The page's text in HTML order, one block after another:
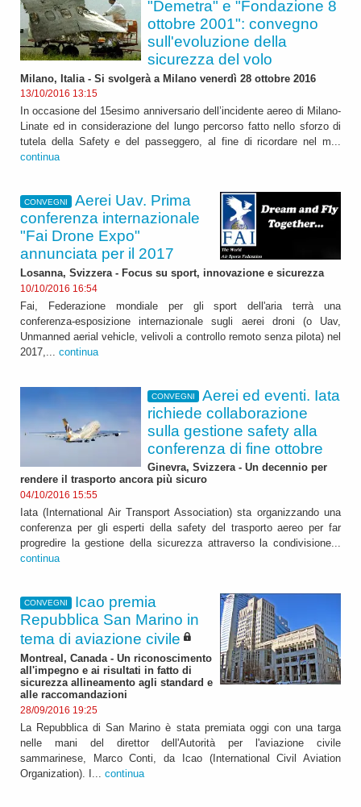
"Demetra" e "Fondazione 8
ottobre 2001": convegno
sull'evoluzione della
sicurezza del volo
Milano, Italia - Si svolgerà a Milano venerdì 28 ottobre 2016
13/10/2016 13:15
In occasione del 15esimo anniversario dell’incidente aereo di Milano-
Linate ed in considerazione del lungo percorso fatto nello sforzo di
tutela della Safety e del passeggero, al fine di ricordare nel m...
continua
CONVEGNI
Aerei Uav. Prima
conferenza internazionale
"Fai Drone Expo"
annunciata per il 2017
Losanna, Svizzera - Focus su sport, innovazione e sicurezza
10/10/2016 16:54
Fai, Federazione mondiale per gli sport dell'aria terrà una
conferenza-esposizione internazionale sugli aerei droni (o Uav,
Unmanned aerial vehicle, velivoli a controllo remoto senza pilota) nel
2017,... continua
CONVEGNI
Aerei ed eventi. Iata
richiede collaborazione
sulla gestione safety alla
conferenza di fine ottobre
Ginevra, Svizzera - Un decennio per
rendere il trasporto ancora più sicuro
04/10/2016 15:55
Iata (International Air Transport Association) sta organizzando una
conferenza per gli esperti della safety del trasporto aereo per far
progredire la gestione della sicurezza attraverso la condivisione...
continua
CONVEGNI
Icao premia
Repubblica San Marino in
tema di aviazione civile
Montreal, Canada - Un riconoscimento
all'impegno e ai risultati in fatto di
sicurezza allineamento agli standard e
alle raccomandazioni
28/09/2016 19:25
La Repubblica di San Marino è stata premiata oggi con una targa
nelle mani del direttor dell'Autorità per l'aviazione civile
sammarinese, Marco Conti, da Icao (International Civil Aviation
Organization). I... continua